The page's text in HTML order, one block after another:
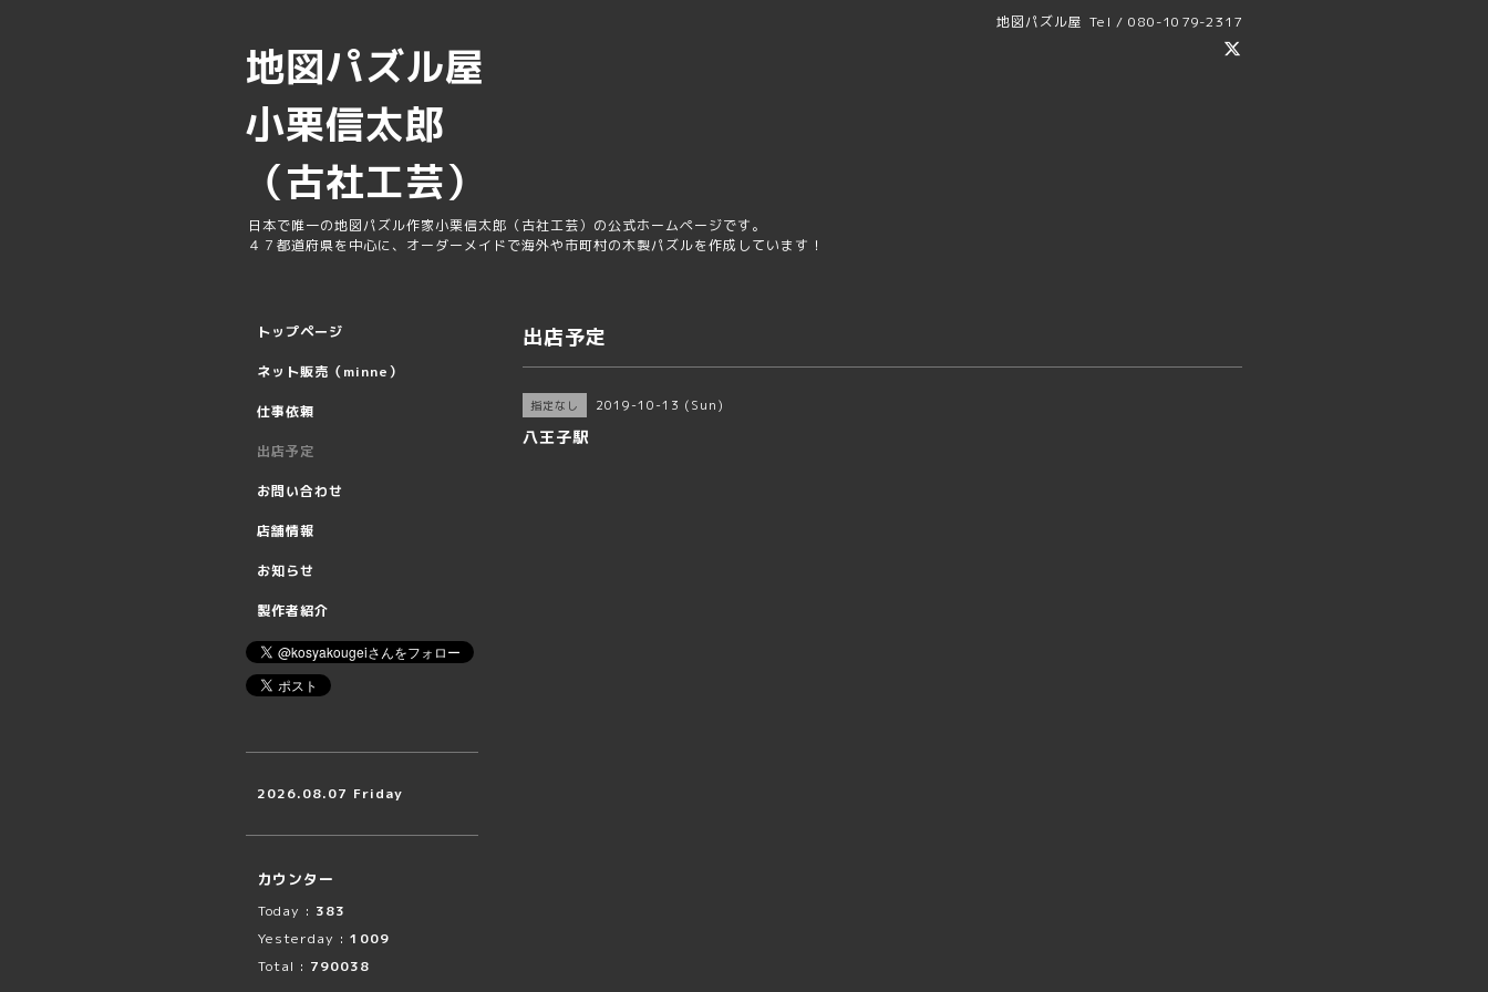
地図パズル屋 Tel / 080-1079-2317
地図パズル屋
小栗信太郎
（古社工芸）
日本で唯一の地図パズル作家小栗信太郎（古社工芸）の公式ホームページです。
４７都道府県を中心に、オーダーメイドで海外や市町村の木製パズルを作成しています！
出店予定
指定なし 2019-10-13 (Sun)
八王子駅
トップページ
ネット販売（minne）
仕事依頼
出店予定
お問い合わせ
店舗情報
お知らせ
製作者紹介
2026.08.07 Friday
カウンター
Today : 383
Yesterday : 1009
Total : 790038